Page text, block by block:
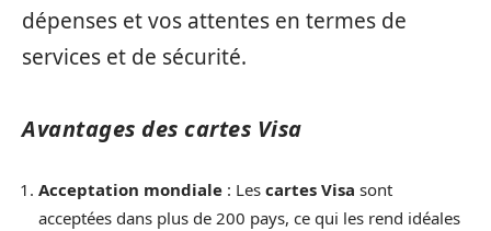
dépenses et vos attentes en termes de
services et de sécurité.
Avantages des cartes Visa
Acceptation mondiale : Les cartes Visa sont
acceptées dans plus de 200 pays, ce qui les rend idéales